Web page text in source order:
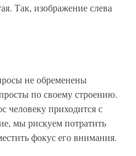
Так, изображение слева
не обременены
по своему строению.
человеку приходится с
мы рискуем потратить
фокус его внимания.